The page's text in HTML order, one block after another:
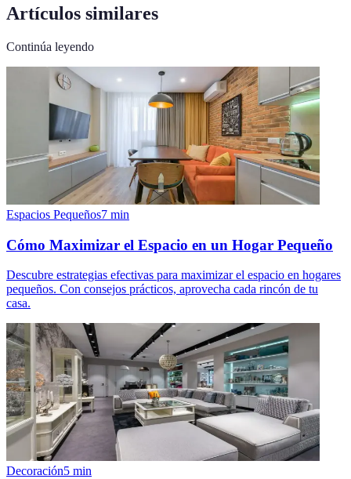
Artículos similares
Continúa leyendo
Espacios Pequeños7 min
Cómo Maximizar el Espacio en un Hogar Pequeño
Descubre estrategias efectivas para maximizar el espacio en hogares
pequeños. Con consejos prácticos, aprovecha cada rincón de tu
casa.
Decoración5 min